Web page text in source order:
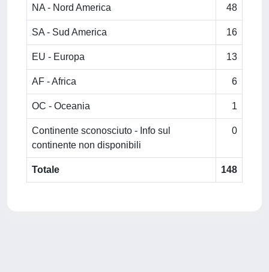
NA - Nord America 48
SA - Sud America 16
EU - Europa 13
AF - Africa 6
OC - Oceania 1
Continente sconosciuto - Info sul
continente non disponibili
0
Totale 148